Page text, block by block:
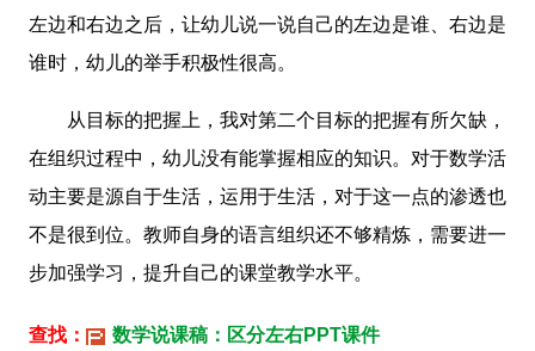
左边和右边之后，让幼儿说一说自己的左边是谁、右边是
谁时，幼儿的举手积极性很高。
从目标的把握上，我对第二个目标的把握有所欠缺，
在组织过程中，幼儿没有能掌握相应的知识。对于数学活
动主要是源自于生活，运用于生活，对于这一点的渗透也
不是很到位。教师自身的语言组织还不够精炼，需要进一
步加强学习，提升自己的课堂教学水平。
查找： 数学说课稿：区分左右PPT课件